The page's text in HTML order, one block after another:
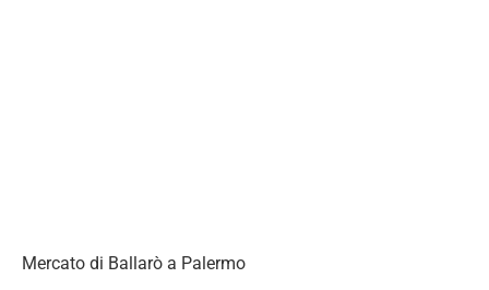
Mercato di Ballarò a Palermo